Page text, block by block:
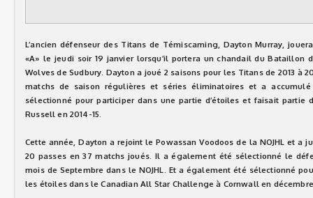
L’ancien défenseur des Titans de Témiscaming, Dayton Murray,
«A» le jeudi soir 19 janvier lorsqu’il portera un chandail du Bataillon
Wolves de Sudbury. Dayton a joué 2 saisons pour les Titans de 2013 à
matchs de saison régulières et séries éliminatoires et a
sélectionné pour participer dans une partie d’étoiles et faisait partie
Russell en 2014-15.
Cette année, Dayton a rejoint le Powassan Voodoos de la NOJHL et a
20 passes en 37 matchs joués. Il a également été sélectionné le
mois de Septembre dans le NOJHL. Et a également été sélectionné
les étoiles dans le Canadian All Star Challenge à Cornwall en